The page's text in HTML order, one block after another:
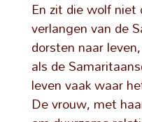
En zit die wolf
verlangen van de
dorsten naar
als de
leven vaak waar
De vrouw, met